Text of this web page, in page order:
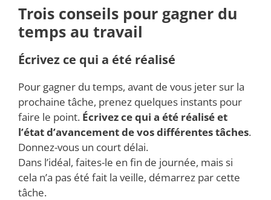
Trois conseils pour gagner du
temps au travail
Écrivez ce qui a été réalisé
Pour gagner du temps, avant de vous jeter sur la
prochaine tâche, prenez quelques instants pour
faire le point. Écrivez ce qui a été réalisé et
l’état d’avancement de vos différentes tâches.
Donnez-vous un court délai.
Dans l’idéal, faites-le en fin de journée, mais si
cela n’a pas été fait la veille, démarrez par cette
tâche.